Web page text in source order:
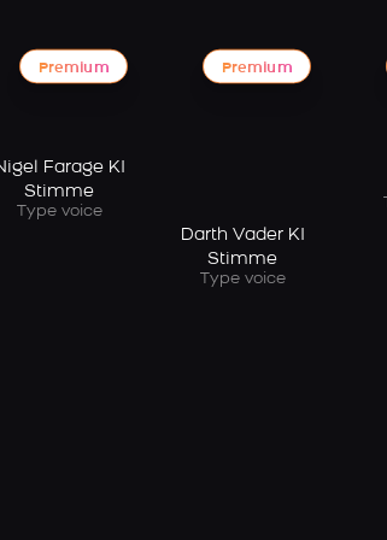
Premium
Farage KI
Stimme
Type voice
Premium
Darth Vader KI
Stimme
Type voice